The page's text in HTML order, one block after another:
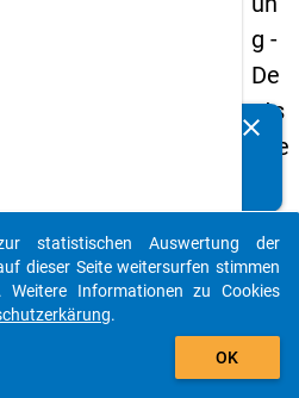
g -
De
uts
che
d
Bil
du
clear
auto_stories
add_shopping_cart
statistischen Auswertung der
dieser Seite weitersurfen stimmen
Weitere Informationen zu Cookies
.
OK